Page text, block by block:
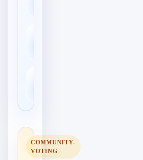
COMMUNITY-
VOTING